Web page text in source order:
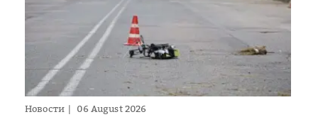
Новости 06 August 2026